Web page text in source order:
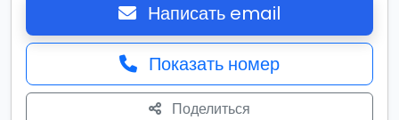
Написать email
Показать номер
Поделиться